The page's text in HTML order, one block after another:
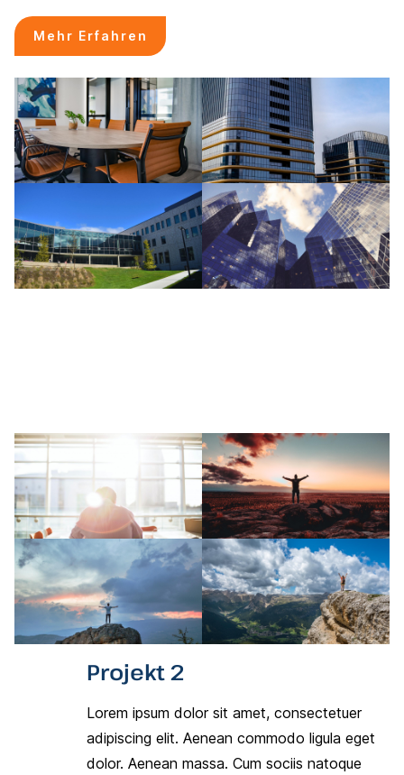
Mehr Erfahren
Projekt 2
Lorem ipsum dolor sit amet, consectetuer
adipiscing elit. Aenean commodo ligula eget
dolor. Aenean massa. Cum sociis natoque